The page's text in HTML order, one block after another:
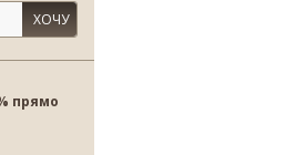
ХОЧУ
прямо